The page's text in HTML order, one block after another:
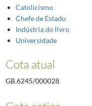
Catolicismo
Chefe de Estado
Indústria do livro
Universidade
Cota atual
GB.6245/000028